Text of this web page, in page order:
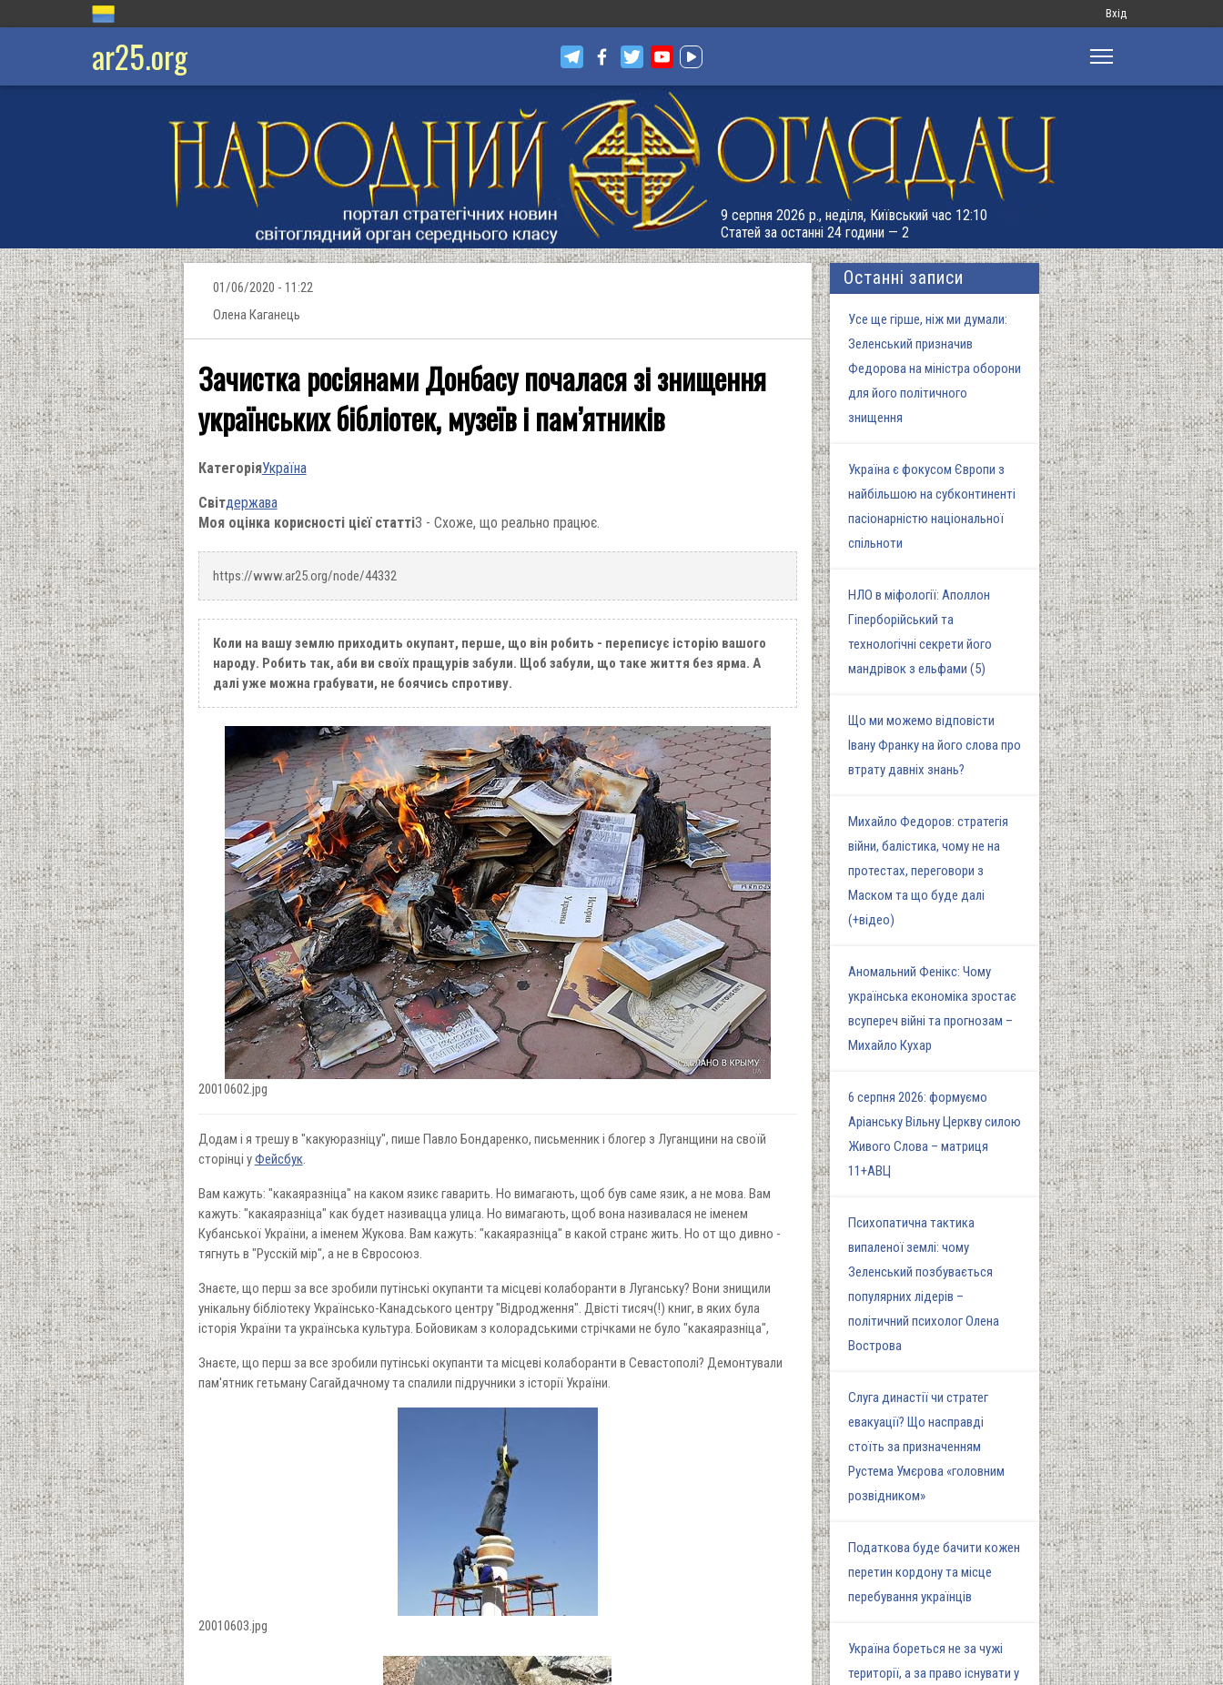
Меню
запису
Вхід
ar25.org
9 серпня 2026 р., неділя, Київський час 12:10
Статей за останні 24 години — 2
01/06/2020 - 11:22
Олена Каганець
Зачистка росіянами Донбасу почалася зі знищення
українських бібліотек, музеїв і пам’ятників
КатегоріяУкраїна
Світдержава
Моя оцінка корисності цієї статті3 - Схоже, що реально працює.
https://www.ar25.org/node/44332
Коли на вашу землю приходить окупант, перше, що він робить - переписує історію вашого
народу. Робить так, аби ви своїх пращурів забули. Щоб забули, що таке життя без ярма. А
далі уже можна грабувати, не боячись спротиву.
20010602.jpg
Додам і я трешу в "какуюразніцу", пише Павло Бондаренко, письменник і блогер з Луганщини на своїй
сторінці уФейсбук.
Вам кажуть: "какаяразніца" на каком язикє гаварить. Но вимагають, щоб був саме язик, а не мова. Вам
кажуть: "какаяразніца" как будет називацца улица. Но вимагають, щоб вона називалася не іменем
Кубанської України, а іменем Жукова. Вам кажуть: "какаяразніца" в какой странє жить. Но от що дивно -
тягнуть в "Русскій мір", а не в Євросоюз.
Знаєте, що перш за все зробили путінські окупанти та місцеві колаборанти в Луганську? Вони знищили
унікальну бібліотеку Українсько-Канадського центру "Відродження". Двісті тисяч(!) книг, в яких була
історія України та українська культура. Бойовикам з колорадськими стрічками не було "какаяразніца",
Знаєте, що перш за все зробили путінські окупанти та місцеві колаборанти в Севастополі? Демонтували
пам'ятник гетьману Сагайдачному та спалили підручники з історії України.
20010603.jpg
Останні записи
Усе ще гірше, ніж ми думали:
Зеленський призначив
Федорова на міністра оборони
для його політичного
знищення
Україна є фокусом Європи з
найбільшою на субконтиненті
пасіонарністю національної
спільноти
НЛО в міфології: Аполлон
Гіперборійський та
технологічні секрети його
мандрівок з ельфами (5)
Що ми можемо відповісти
Івану Франку на його слова про
втрату давніх знань?
Михайло Федоров: стратегія
війни, балістика, чому не на
протестах, переговори з
Маском та що буде далі
(+відео)
Аномальний Фенікс: Чому
українська економіка зростає
всупереч війні та прогнозам –
Михайло Кухар
6 серпня 2026: формуємо
Аріанську Вільну Церкву силою
Живого Слова – матриця
11+АВЦ
Психопатична тактика
випаленої землі: чому
Зеленський позбувається
популярних лідерів –
політичний психолог Олена
Вострова
Слуга династії чи стратег
евакуації? Що насправді
стоїть за призначенням
Рустема Умєрова «головним
розвідником»
Податкова буде бачити кожен
перетин кордону та місце
перебування українців
Україна бореться не за чужі
території, а за право існувати у